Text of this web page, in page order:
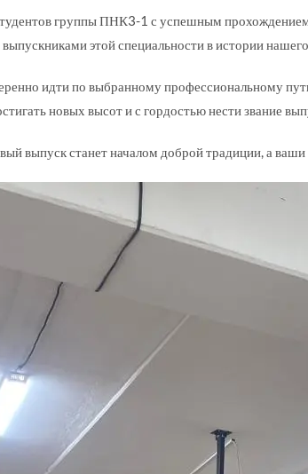
группы ПНК3-1 с успешным прохождением
этой специальности в истории
идти по выбранному профессиональному
новых высот и с гордостью нести звание
выпуск станет началом доброй традиции, а